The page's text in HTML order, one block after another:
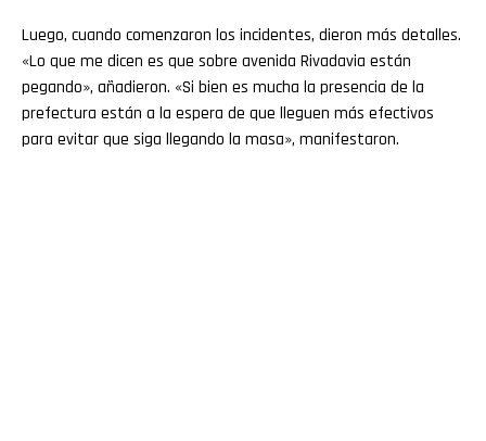
Luego, cuando comenzaron los incidentes, dieron más detalles.
«Lo que me dicen es que sobre avenida Rivadavia están
pegando», añadieron. «Si bien es mucha la presencia de la
prefectura están a la espera de que lleguen más efectivos
para evitar que siga llegando la masa», manifestaron.